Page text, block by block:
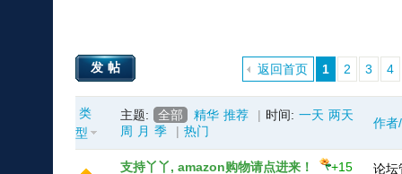
1 2 3 4
返回首页
发帖
类
型
主题: 全部 精华 推荐 | 时间: 一天 两天
周
月 季 | 热门
作者
支持丫丫, amazon购物请点进来！
+15
论坛